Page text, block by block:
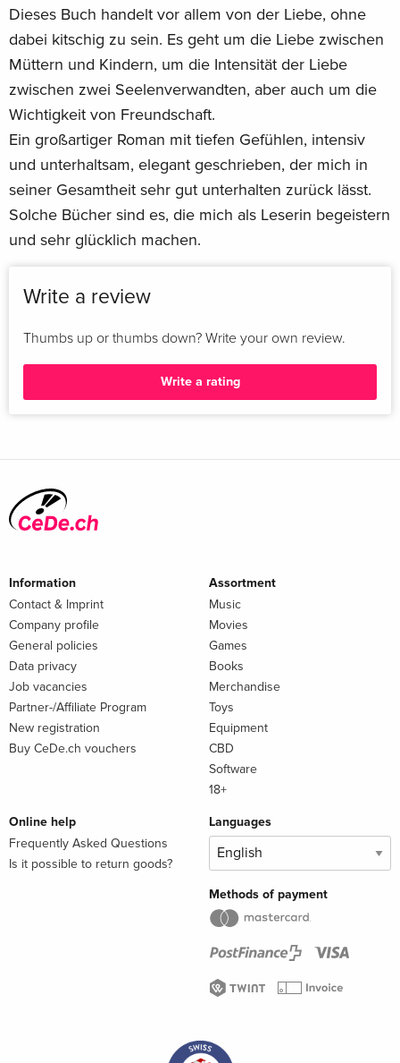
Dieses Buch handelt vor allem von der Liebe, ohne
dabei kitschig zu sein. Es geht um die Liebe zwischen
Müttern und Kindern, um die Intensität der Liebe
zwischen zwei Seelenverwandten, aber auch um die
Wichtigkeit von Freundschaft.
Ein großartiger Roman mit tiefen Gefühlen, intensiv
und unterhaltsam, elegant geschrieben, der mich in
seiner Gesamtheit sehr gut unterhalten zurück lässt.
Solche Bücher sind es, die mich als Leserin begeistern
und sehr glücklich machen.
Write a review
Thumbs up or thumbs down? Write your own review.
Write a rating
Information
Contact & Imprint
Company profile
General policies
Data privacy
Job vacancies
Partner-/Affiliate Program
New registration
Buy CeDe.ch vouchers
Assortment
Music
Movies
Games
Books
Merchandise
Toys
Equipment
CBD
Software
18+
Online help
Frequently Asked Questions
Is it possible to return goods?
Languages
Methods of payment